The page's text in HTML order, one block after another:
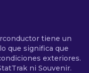
tiene un
que significa que
exteriores.
ni Souvenir.